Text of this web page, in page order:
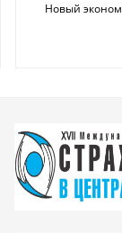
Новый